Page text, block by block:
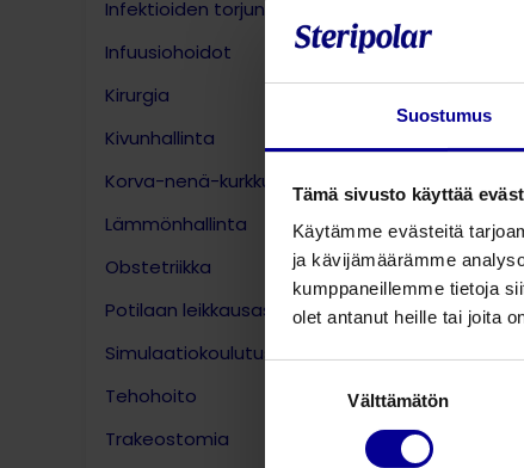
Suostumus
Tämä sivusto käyttää
Käytämme evästeitä
ja kävijämäärämme
kumppaneillemme tietoja
olet antanut heille tai joita
Välttämätön
Infektioiden torjunta
Infuusiohoidot
Kirurgia
Kivunhallinta
Korva-nenä-kurkku
Lämmönhallinta
Obstetriikka
Potilaan leikkausasennot
Simulaatiokoulutus
Tehohoito
Trakeostomia